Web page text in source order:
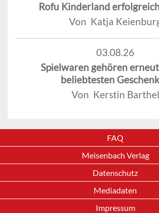
Rofu Kinderland
Von Katja
03.08.26
Spielwaren gehören
beliebtesten
Von Kerstin Barthel
FAQ
Meisenbach Verlag
Datenschutz
Mediadaten
Impressum